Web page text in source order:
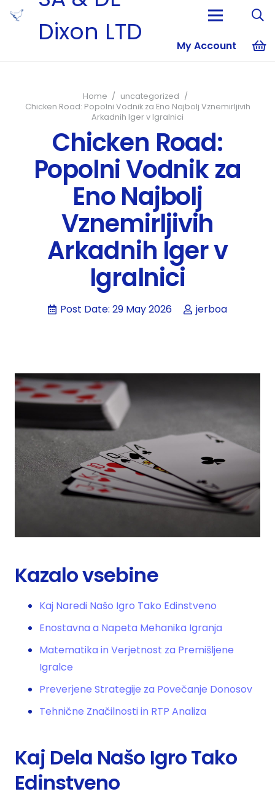
Dixon LTD
My Account
Home / uncategorized /
Chicken Road: Popolni Vodnik za Eno Najbolj Vznemirljivih
Arkadnih Iger v Igralnici
Chicken Road:
Popolni Vodnik za
Eno Najbolj
Vznemirljivih
Arkadnih Iger v
Igralnici
Post Date: 29 May 2026 jerboa
Kazalo vsebine
Kaj Naredi Našo Igro Tako Edinstveno
Enostavna a Napeta Mehanika Igranja
Matematika in Verjetnost za Premišljene
Igralce
Preverjene Strategije za Povečanje Donosov
Tehnične Značilnosti in RTP Analiza
Kaj Dela Našo Igro Tako
Edinstveno